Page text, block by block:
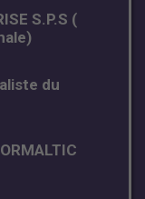
S.P.S (
du